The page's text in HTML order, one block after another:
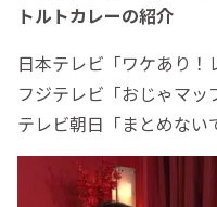
トルトカレーの紹介
日本テレビ「ワケあり！
フジテレビ「おじゃマッ
テレビ朝日「まとめな